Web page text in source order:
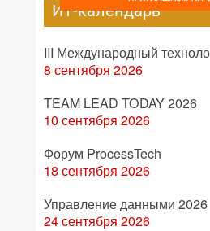
ИТ-календарь
III Международный
8 сентября 2026
TEAM LEAD TODAY 2026
10 сентября 2026
Форум ProcessTech
18 сентября 2026
Управление данными 2026
24 сентября 2026